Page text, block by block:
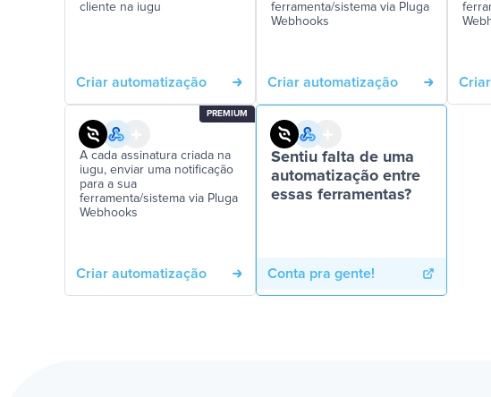
cliente na iugu
Criar automatização
ferramenta/sistema via Pluga
Webhooks
Criar automatização
PREMIUM
A cada assinatura criada na
iugu, enviar uma notificação
para a sua
ferramenta/sistema via Pluga
Webhooks
Criar automatização
Sentiu falta de uma
automatização entre
essas ferramentas?
Conta pra gente!